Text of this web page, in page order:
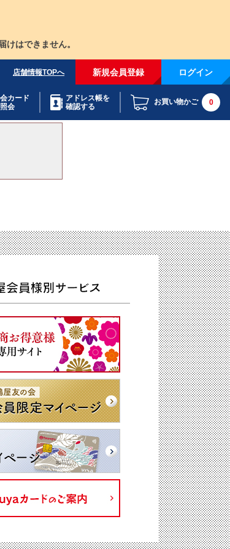
はできません。
店舗情報TOPへ 新規会員登録 ログイン
カード
会
アドレス帳を
確認する
お買い物かご 0